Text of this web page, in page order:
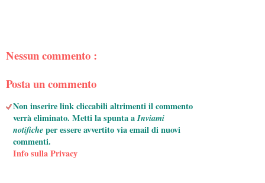
Nessun commento :
Posta un commento
Non inserire link cliccabili altrimenti il commento
verrà eliminato. Metti la spunta aInviami
notificheper essere avvertito via email di nuovi
commenti.
Info sulla Privacy